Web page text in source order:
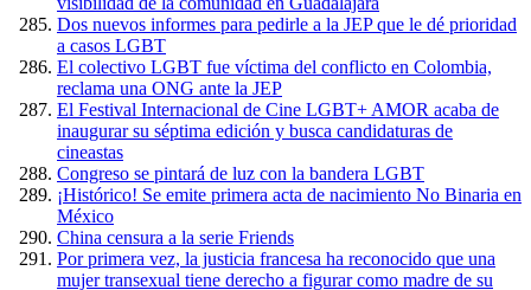
Dos nuevos informes para pedirle a la JEP que le dé prioridad
a casos LGBT
El colectivo LGBT fue víctima del conflicto en Colombia,
reclama una ONG ante la JEP
El Festival Internacional de Cine LGBT+ AMOR acaba de
inaugurar su séptima edición y busca candidaturas de
cineastas
Congreso se pintará de luz con la bandera LGBT
¡Histórico! Se emite primera acta de nacimiento No Binaria en
México
China censura a la serie Friends
Por primera vez, la justicia francesa ha reconocido que una
mujer transexual tiene derecho a figurar como madre de su